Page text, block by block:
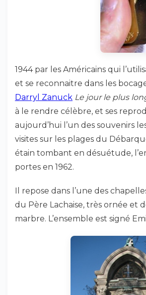
1944 par les Américains qui
et se reconnaitre dans les
Darryl Zanuck Le jour le plus
à le rendre célèbre, et ses
aujourd’hui l’un des souvenirs
visites sur les plages du
étain tombant en désuétude,
portes en 1962.
Il repose dans l’une des
du Père Lachaise, très ornée et
marbre. L’ensemble est signé